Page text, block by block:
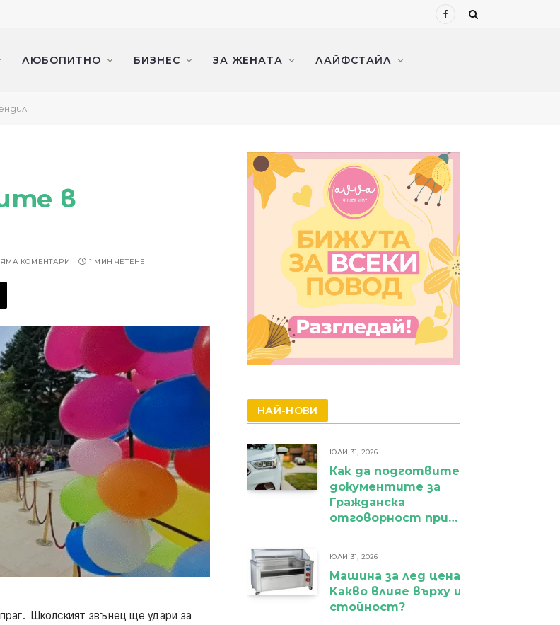
Facebook
ЛЮБОПИТНО БИЗНЕС ЗА ЖЕНАТА ЛАЙФСТАЙЛ
в
КОМЕНТАРИ 1 МИН ЧЕТЕНЕ
Школският звънец ще удари за
НАЙ-НОВИ
ЮЛИ 31, 2026
Как да подготвите
документите за
Гражданска
отговорност при
ЮЛИ 31, 2026
Машина за лед цена:
Kакво влияе върху избора и
стойност?